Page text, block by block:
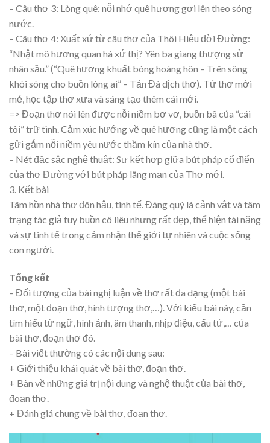
– Câu thơ 3: Lòng quê: nỗi nhớ quê hương gợi lên theo sóng
nước.
– Câu thơ 4: Xuất xứ từ câu thơ của Thôi Hiệu đời Đường:
“Nhật mô hương quan hà xứ thị? Yên ba giang thượng sử
nhân sầu.” (“Quê hương khuất bóng hoàng hôn – Trên sông
khói sóng cho buồn lòng ai” – Tản Đà dịch thơ). Tứ thơ mới
mẻ, học tập thơ xưa và sáng tạo thêm cái mới.
=> Đoạn thơ nói lên được nỗi niềm bơ vơ, buồn bã của “cái
tôi” trữ tình. Cảm xúc hướng về quê hương cũng là một cách
gửi gắm nỗi niềm yêu nước thầm kín của nhà thơ.
– Nét đặc sắc nghệ thuật: Sự kết hợp giữa bút pháp cổ điển
của thơ Đường với bút pháp lãng mạn của Thơ mới.
3. Kết bài
Tâm hồn nhà thơ đôn hậu, tinh tế. Đáng quý là cảnh vật và tâm
trạng tác giả tuy buồn cô liêu nhưng rất đẹp, thể hiện tài năng
và sự tinh tế trong cảm nhận thế giới tự nhiên và cuộc sống
con người.
Tổng kết
– Đối tượng của bài nghị luận về thơ rất đa dạng (một bài
thơ, một đoạn thơ, hình tượng thơ,…). Với kiểu bài này, cần
tìm hiểu từ ngữ, hình ảnh, âm thanh, nhịp điệu, cấu tứ,… của
bài thơ, đoạn thơ đó.
– Bài viết thường có các nội dung sau:
+ Giới thiệu khái quát về bài thơ, đoạn thơ.
+ Bàn về những giá trị nội dung và nghệ thuật của bài thơ,
đoạn thơ.
+ Đánh giá chung về bài thơ, đoạn thơ.